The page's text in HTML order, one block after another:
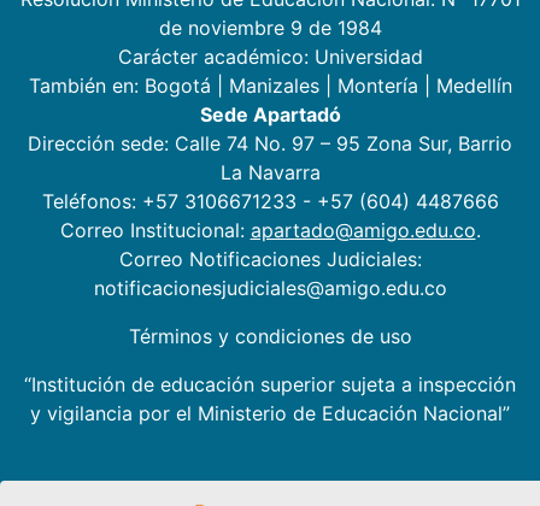
de noviembre 9 de 1984
Carácter académico: Universidad
También en: Bogotá Manizales| Montería
Medellín
Sede Apartadó
Dirección sede: Calle 74 No. 97 – 95 Zona Sur, Barrio
La Navarra
Teléfonos: +57 3106671233 - +57 (604) 4487666
Correo Institucional: apartado@amigo.edu.co.
Correo Notificaciones Judiciales:
notificacionesjudiciales@amigo.edu.co
Términos y condiciones de uso
“Institución de educación superior sujeta a inspección
y vigilancia por el Ministerio de Educación Nacional”